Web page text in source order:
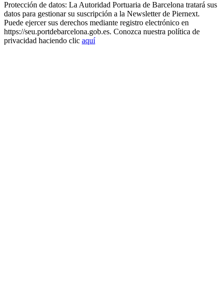
Protección de datos: La Autoridad Portuaria de Barcelona tratará sus
datos para gestionar su suscripción a la Newsletter de Piernext.
Puede ejercer sus derechos mediante registro electrónico en
https://seu.portdebarcelona.gob.es. Conozca nuestra política de
privacidad haciendo clic aquí